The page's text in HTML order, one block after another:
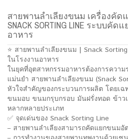
สายพานลำเลียงขนม เครื่องคัด
SNACK SORTING LINE ระบบ
อาหาร
⭐ สายพานลำเลียงขนม | Snack
ในโรงงานอาหาร
ในยุคที่อุตสาหกรรมอาหารต้องการควา
แม่นยำ สายพานลำเลียงขนม (Snack
หัวใจสำคัญของกระบวนการผลิต โดยเฉ
ขนมอบ ขนมกรุบกรอบ มันฝรั่งทอด ข้าว
หลากหลายประเภท
✅ จุดเด่นของ Snack Sorting Line
– สายพานลำเลียงสามารถคัดแยกขนมอั